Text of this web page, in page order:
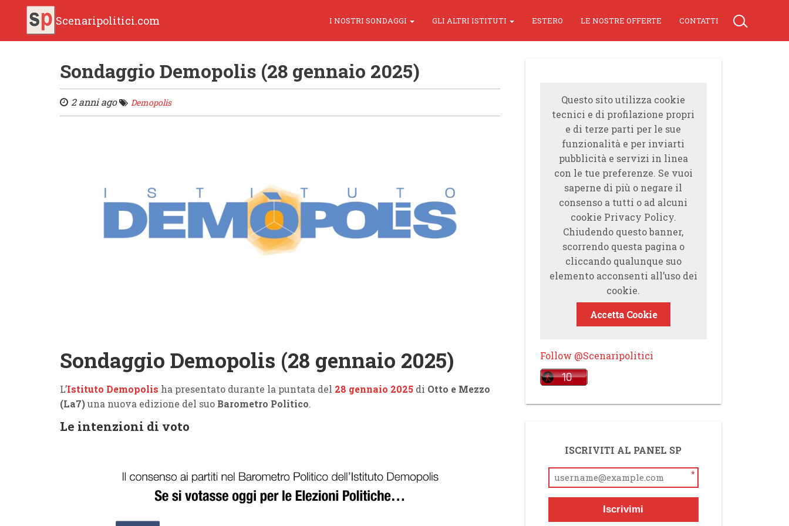
Scenaripolitici.com I NOSTRI SONDAGGI GLI ALTRI ISTITUTI ESTERO LE NOSTRE OFFERTE CONTATTI
Sondaggio Demopolis (28 gennaio 2025)
2 anni ago Demopolis
Sondaggio Demopolis (28 gennaio 2025)
L’Istituto Demopolis ha presentato durante la puntata del 28 gennaio 2025 di Otto e Mezzo
(La7)una nuova edizione del suo Barometro Politico.
Le intenzioni di voto
Questo sito utilizza cookie
tecnici e di profilazione propri
e di terze parti per le sue
funzionalità e per inviarti
pubblicità e servizi in linea
con le tue preferenze. Se vuoi
saperne di più o negare il
consenso a tutti o ad alcuni
cookie Privacy Policy.
Chiudendo questo banner,
scorrendo questa pagina o
cliccando qualunque suo
elemento acconsenti all’uso dei
cookie.
Accetta Cookie
Follow @Scenaripolitici
ISCRIVITI AL PANEL SP
*
Iscrivimi